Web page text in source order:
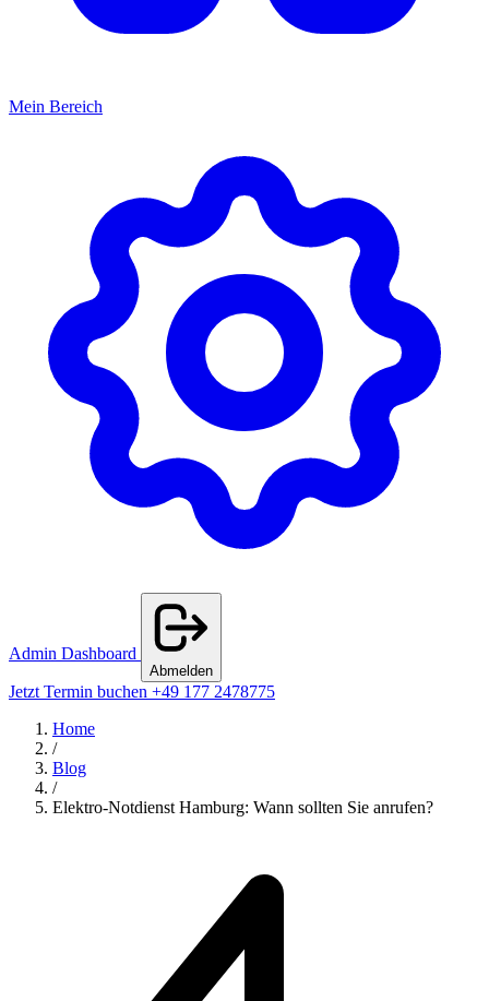
Mein Bereich
Admin Dashboard
Abmelden
Jetzt Termin buchen +49 177 2478775
Home
/
Blog
/
Elektro-Notdienst Hamburg: Wann sollten Sie anrufen?